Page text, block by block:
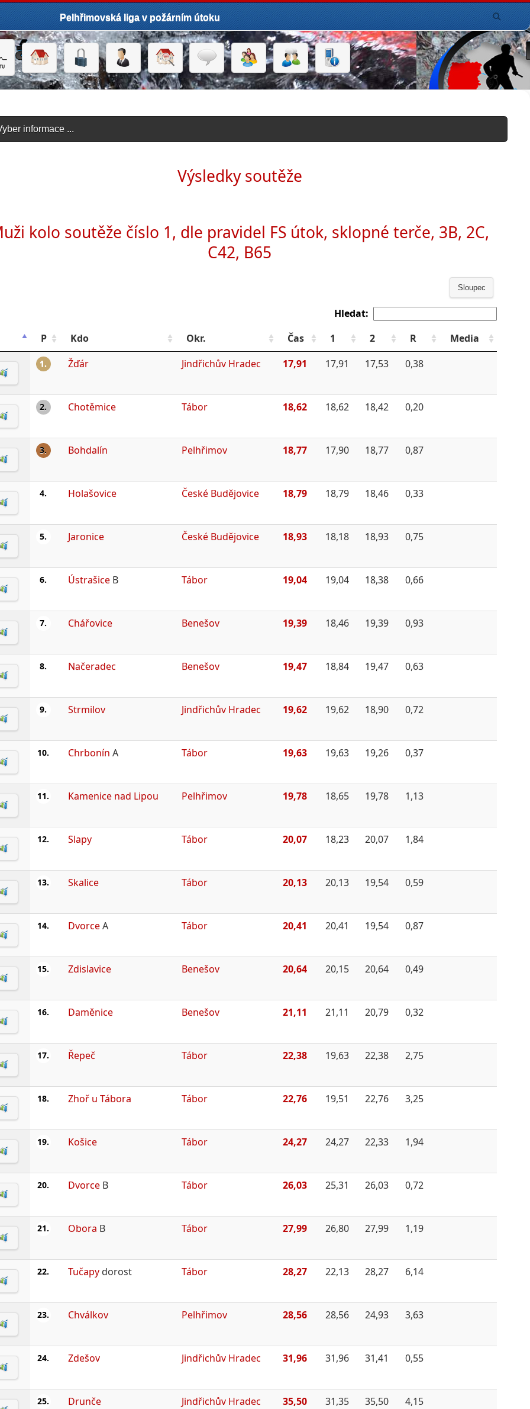
Pelhřimovská liga v požárním útoku
informace ...
Výsledky soutěže
kolo soutěže číslo 1, dle pravidel FS útok, sklopné terče, 3B, 2C,
C42, B65
Sloupec
Hledat:
P
Kdo Okr. Čas 1 2 R Media
1. Žďár Jindřichův Hradec 17,91 17,91 17,53 0,38
2. Chotěmice Tábor 18,62 18,62 18,42 0,20
3. Bohdalín Pelhřimov 18,77 17,90 18,77 0,87
4. Holašovice České Budějovice 18,79 18,79 18,46 0,33
5. Jaronice České Budějovice 18,93 18,18 18,93 0,75
6. ÚstrašiceB Tábor 19,04 19,04 18,38 0,66
7. Chářovice Benešov 19,39 18,46 19,39 0,93
8. Načeradec Benešov 19,47 18,84 19,47 0,63
9. Strmilov Jindřichův Hradec 19,62 19,62 18,90 0,72
10. Chrbonín A Tábor 19,63 19,63 19,26 0,37
11. Kamenice nad Lipou Pelhřimov 19,78 18,65 19,78 1,13
12. Slapy Tábor 20,07 18,23 20,07 1,84
13. Skalice Tábor 20,13 20,13 19,54 0,59
14. DvorceA Tábor 20,41 20,41 19,54 0,87
15. Zdislavice Benešov 20,64 20,15 20,64 0,49
16. Daměnice Benešov 21,11 21,11 20,79 0,32
17. Řepeč Tábor 22,38 19,63 22,38 2,75
18. Zhoř u Tábora Tábor 22,76 19,51 22,76 3,25
19. Košice Tábor 24,27 24,27 22,33 1,94
20. DvorceB Tábor 26,03 25,31 26,03 0,72
21. Obora B Tábor 27,99 26,80 27,99 1,19
22. Tučapydorost Tábor 28,27 22,13 28,27 6,14
23. Chválkov Pelhřimov 28,56 28,56 24,93 3,63
24. Zdešov Jindřichův Hradec 31,96 31,96 31,41 0,55
25. Drunče Jindřichův Hradec 35,50 31,35 35,50 4,15